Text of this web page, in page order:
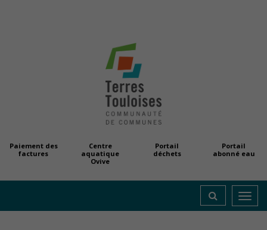
Paiement des
factures
Centre
aquatique
Ovive
Portail
déchets
Portail
abonné eau